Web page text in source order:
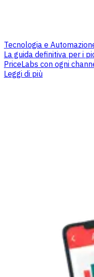
Tecnologia e
La guida definitiva per i
PriceLabs con ogni
Leggi di più